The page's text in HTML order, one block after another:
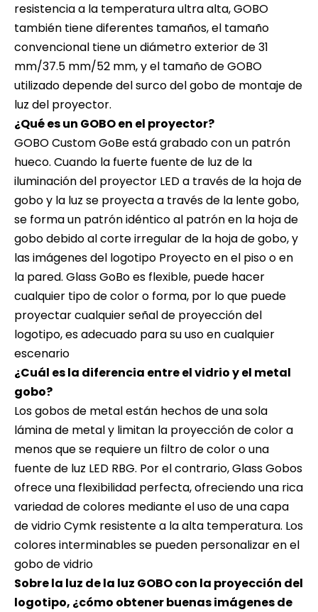
resistencia a la temperatura ultra alta, GOBO
también tiene diferentes tamaños, el tamaño
convencional tiene un diámetro exterior de 31
mm/37.5 mm/52 mm, y el tamaño de GOBO
utilizado depende del surco del gobo de montaje de
luz del proyector.
¿Qué es un GOBO en el proyector?
GOBO Custom GoBe está grabado con un patrón
hueco. Cuando la fuerte fuente de luz de la
iluminación del proyector LED a través de la hoja de
gobo y la luz se proyecta a través de la lente gobo,
se forma un patrón idéntico al patrón en la hoja de
gobo debido al corte irregular de la hoja de gobo, y
las imágenes del logotipo Proyecto en el piso o en
la pared. Glass GoBo es flexible, puede hacer
cualquier tipo de color o forma, por lo que puede
proyectar cualquier señal de proyección del
logotipo, es adecuado para su uso en cualquier
escenario
¿Cuál es la diferencia entre el vidrio y el metal
gobo?
Los gobos de metal están hechos de una sola
lámina de metal y limitan la proyección de color a
menos que se requiere un filtro de color o una
fuente de luz LED RBG. Por el contrario, Glass Gobos
ofrece una flexibilidad perfecta, ofreciendo una rica
variedad de colores mediante el uso de una capa
de vidrio Cymk resistente a la alta temperatura. Los
colores interminables se pueden personalizar en el
gobo de vidrio
Sobre la luz de la luz GOBO con la proyección del
logotipo, ¿cómo obtener buenas imágenes de